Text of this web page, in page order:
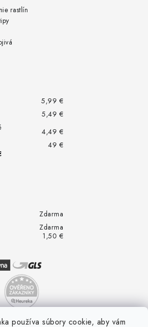
používa súbory cookie, aby vám
rastlín
5,99 €
5,49 €
4,49 €
49 €
Zdarma
Zdarma
1,50 €